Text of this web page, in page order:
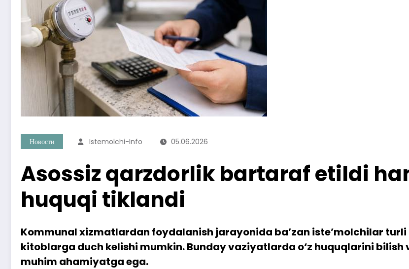
Новости Istemolchi-Info 05.06.2026
Asossiz qarzdorlik bartaraf etildi
huquqi tiklandi
Kommunal xizmatlardan foydalanish jarayonida ba’zan iste’molchilar
kitoblarga duch kelishi mumkin. Bunday vaziyatlarda o‘z huquqlarini
muhim ahamiyatga ega.